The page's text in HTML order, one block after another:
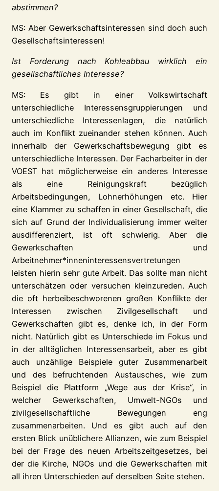
abstimmen?
MS: Aber Gewerkschaftsinteressen sind doch auch
Gesellschaftsinteressen!
Ist Forderung nach Kohleabbau wirklich ein
gesellschaftliches Interesse?
MS: Es gibt in einer Volkswirtschaft
unterschiedliche Interessensgruppierungen und
unterschiedliche Interessenlagen, die natürlich
auch im Konflikt zueinander stehen können. Auch
innerhalb der Gewerkschaftsbewegung gibt es
unterschiedliche Interessen. Der Facharbeiter in der
VOEST hat möglicherweise ein anderes Interesse
als eine Reinigungskraft bezüglich
Arbeitsbedingungen, Lohnerhöhungen etc. Hier
eine Klammer zu schaffen in einer Gesellschaft, die
sich auf Grund der Individualisierung immer weiter
ausdifferenziert, ist oft schwierig. Aber die
Gewerkschaften und
Arbeitnehmer*inneninteressensvertretungen
leisten hierin sehr gute Arbeit. Das sollte man nicht
unterschätzen oder versuchen kleinzureden. Auch
die oft herbeibeschworenen großen Konflikte der
Interessen zwischen Zivilgesellschaft und
Gewerkschaften gibt es, denke ich, in der Form
nicht. Natürlich gibt es Unterschiede im Fokus und
in der alltäglichen Interessensarbeit, aber es gibt
auch unzählige Beispiele guter Zusammenarbeit
und des befruchtenden Austausches, wie zum
Beispiel die Plattform „Wege aus der Krise“, in
welcher Gewerkschaften, Umwelt-NGOs und
zivilgesellschaftliche Bewegungen eng
zusammenarbeiten. Und es gibt auch auf den
ersten Blick unüblichere Allianzen, wie zum Beispiel
bei der Frage des neuen Arbeitszeitgesetzes, bei
der die Kirche, NGOs und die Gewerkschaften mit
all ihren Unterschieden auf derselben Seite stehen.